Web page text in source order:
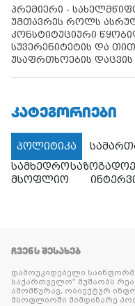
პრემიერი -
უმთავრეს როლს
კონსტიტუციური
სუვერენიტეტის და
უსაფრთხოების დაცვის
ᲙᲐᲢᲔᲒᲝᲠᲘᲔᲑᲘ
პოლიტიკა
სამხედრო
მსოფლიო
ᲩᲕᲔᲜᲡ ᲨᲔᲡᲐᲮᲔᲑ
დამოუკიდებელი
საქართველო” მუშაობს
ამომწურავ, ობიექტურ
მსოფლიოში მიმდინარე